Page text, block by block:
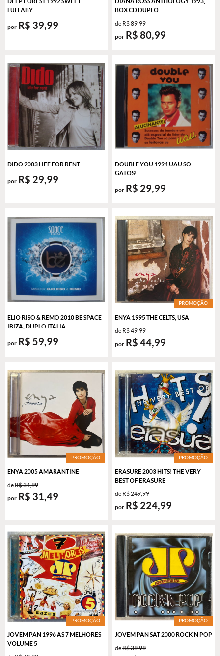
LULLABY
por R$ 39,99
BOX CD DUPLO
deR$ 89,99
por R$ 80,99
DIDO 2003 LIFE FOR RENT
por R$ 29,99
DOUBLE YOU 1994 UAU SÓ
GATOS!
por R$ 29,99
ELIO RISO & REMO 2010 BE SPACE
IBIZA, DUPLO ITÁLIA
por R$ 59,99
PROMOÇÃO
ENYA 1995 THE CELTS, USA
deR$ 49,99
por R$ 44,99
PROMOÇÃO
ENYA 2005 AMARANTINE
deR$ 34,99
por R$ 31,49
PROMOÇÃO
ERASURE 2003 HITS! THE VERY
BEST OF ERASURE
deR$ 249,99
por R$ 224,99
PROMOÇÃO
JOVEM PAN 1996 AS 7 MELHORES
VOLUME 5
PROMOÇÃO
JOVEM PAN SAT 2000 ROCK'N POP
deR$ 39,99